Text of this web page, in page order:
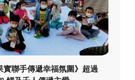
實聯手傳遞幸福氛圍》超過